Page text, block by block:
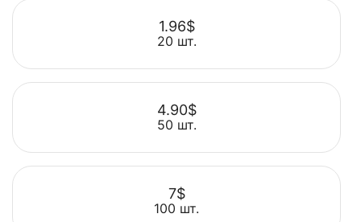
Выбрать
1.96$
20 шт.
Выбрать
4.90$
50 шт.
Выбрать
7$
100 шт.